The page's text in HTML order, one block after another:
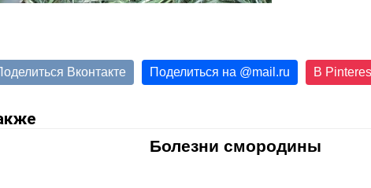
Вконтакте Поделиться на @mail.ru В
Болезни смородины